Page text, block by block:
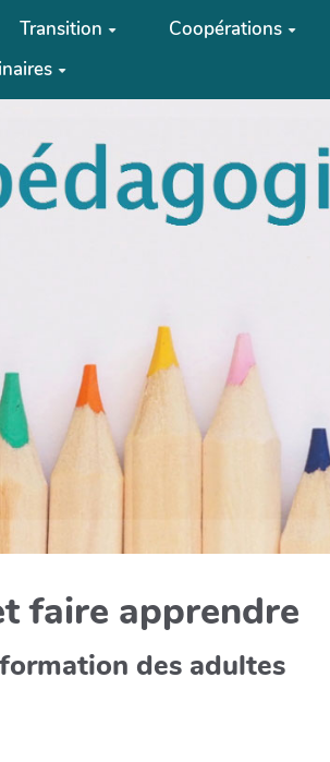
Transition Coopérations
faire apprendre
des adultes